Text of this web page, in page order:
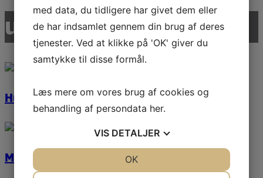
udvalgte referencer
Husum Skole
M.C. Holms Skole
med data, du tidligere har givet dem eller
de har indsamlet gennem din brug af deres
tjenester. Ved at klikke på 'OK' giver du
samtykke til disse formål.
Læs mere om vores brug af cookies og
behandling af persondata her.
VIS DETALJER
OK